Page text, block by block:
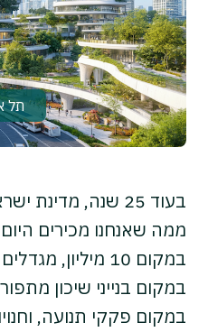
תל אביב
בעוד 25 שנה,
במקום בנייני שיכון
במקום פקקי תנועה,